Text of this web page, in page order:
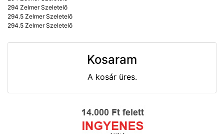
294 Zelmer Szeletelõ
294.5 Zelmer Szeletelõ
294.5 Zelmer Szeletelõ
Kosaram
A kosár üres.